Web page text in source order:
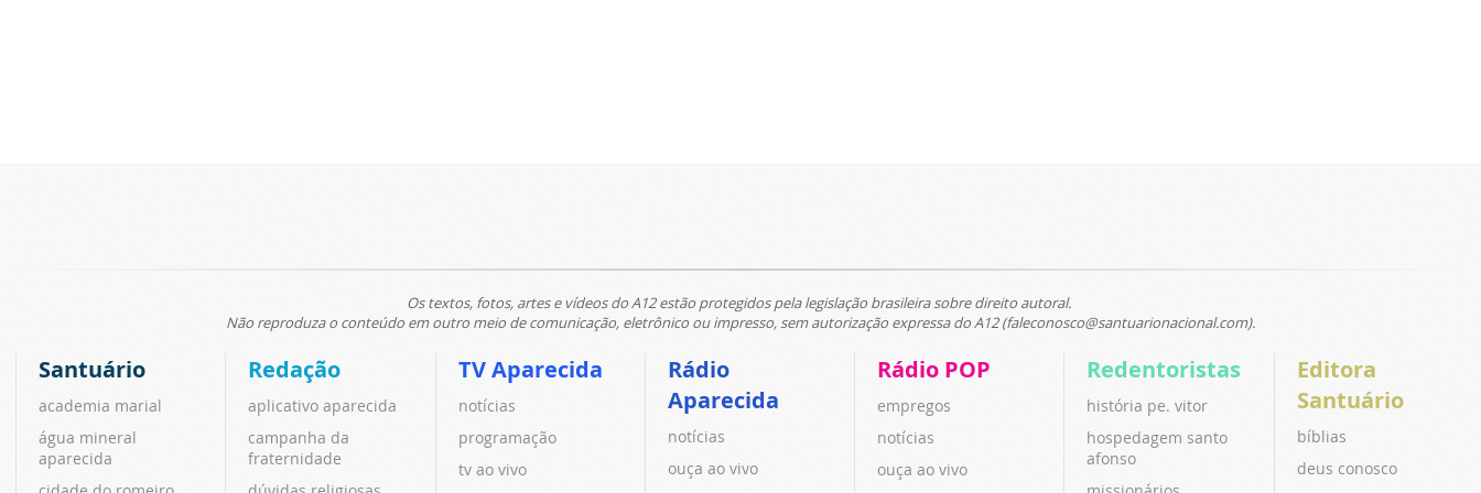
Os textos, fotos, artes e vídeos do A12 estão protegidos pela legislação brasileira sobre direito autoral.
Não reproduza o conteúdo em outro meio de comunicação, eletrônico ou impresso, sem autorização expressa do A12 (faleconosco@santuarionacional.com).
Santuário
academia marial
água mineral
aparecida
Redação
aplicativo aparecida
campanha da
fraternidade
TV Aparecida
notícias
programação
tv ao vivo
Rádio
Aparecida
notícias
ouça ao vivo
Rádio POP
empregos
notícias
ouça ao vivo
Redentoristas
história pe. vitor
hospedagem santo
afonso
Editora
Santuário
bíblias
deus conosco